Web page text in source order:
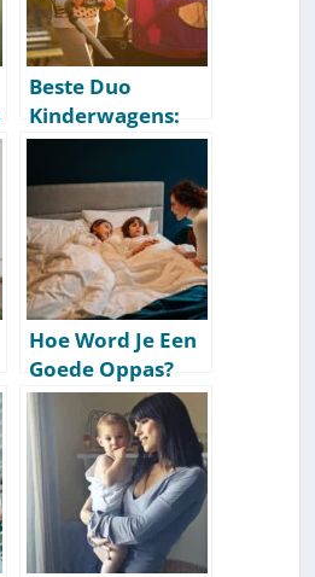
Beste Duo
Kinderwagens:
Onze
[Getest] [2026]
Hoe Word Je Een
Goede Oppas?
[Tips & Tricks]